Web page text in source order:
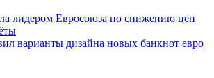
лидером Евросоюза по снижению цен
варианты дизайна новых банкнот евро